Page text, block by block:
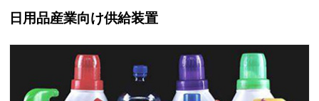
日用品産業向け供給装置